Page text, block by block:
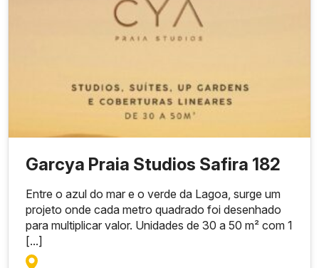
Garcya Praia Studios Safira 182
Entre o azul do mar e o verde da Lagoa, surge um
projeto onde cada metro quadrado foi desenhado
para multiplicar valor. Unidades de 30 a 50 m² com 1
[...]